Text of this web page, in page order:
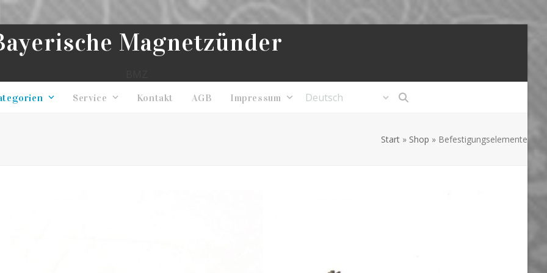
Magnetzünder
Service Kontakt AGB Impressum
Start » Shop » Befestigungselemente